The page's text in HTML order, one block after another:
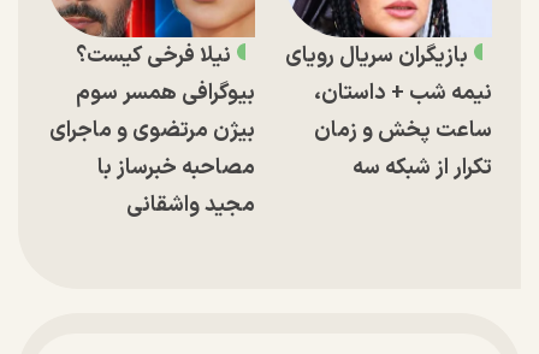
بازیگران سریال رویای
نیمه شب + داستان،
ساعت پخش و زمان
تکرار از شبکه سه
نیلا فرخی کیست؟
بیوگرافی همسر سوم
بیژن مرتضوی و ماجرای
مصاحبه خبرساز با
مجید واشقانی